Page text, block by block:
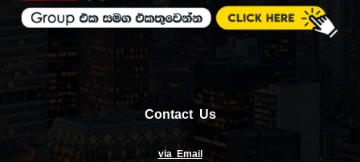
Contact Us
via Email